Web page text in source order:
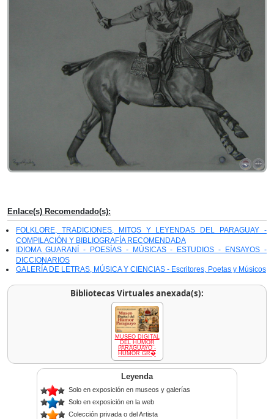
Enlace(s) Recomendado(s):
FOLKLORE, TRADICIONES, MITOS Y LEYENDAS DEL PARAGUAY -
COMPILACIÓN Y BIBLIOGRAFÍA RECOMENDADA
IDIOMA GUARANÍ - POESÍAS - MÚSICAS - ESTUDIOS - ENSAYOS -
DICCIONARIOS
GALERÍA DE LETRAS, MÚSICA Y CIENCIAS - Escritores, Poetas y Músicos
Bibliotecas Virtuales anexada(s):
MUSEO DIGITAL
DEL HUMOR
PARAGUAYO -
HUMOR GR�
Leyenda
Solo en exposición en museos y galerías
Solo en exposición en la web
Colección privada o del Artista